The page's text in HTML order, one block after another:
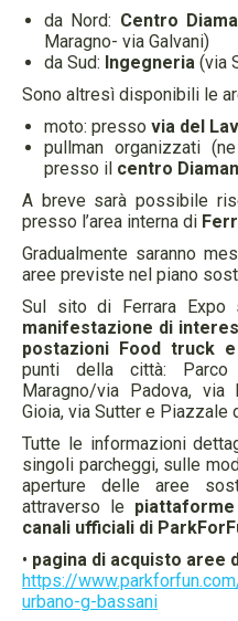
da Nord: Centro
Maragno- via Galvani)
da Sud: Ingegneria (via
Sono altresì disponibili le
moto: presso via del
pullman organizzati
presso il centro
A breve sarà possibile
presso l’area interna di
Gradualmente saranno
aree previste nel piano
Sul sito di Ferrara Expo
manifestazione di
postazioni Food truck
punti della città: Parco
Maragno/via Padova, via
Gioia, via Sutter e Piazzale
Tutte le informazioni
singoli parcheggi, sulle
aperture delle aree
attraverso le
canali ufficiali di
• pagina di acquisto aree
https://
urbano-g-bassani